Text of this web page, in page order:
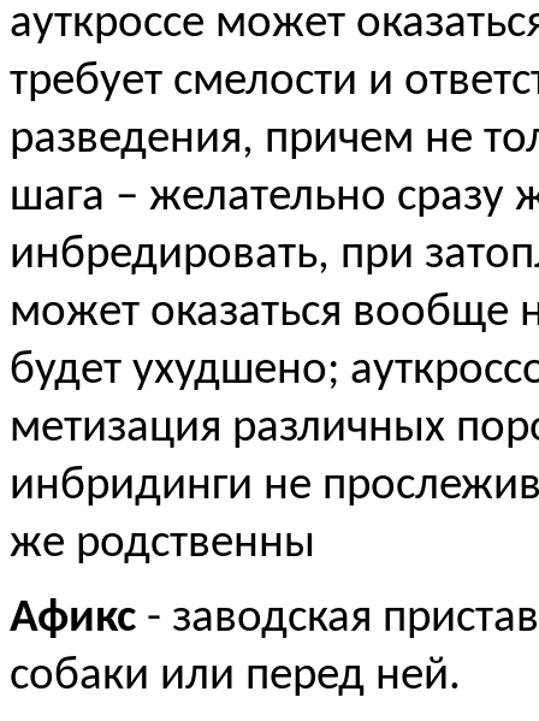
ауткроссе может
требует смелости и
разведения, причем не
шага – желательно сразу
инбредировать, при
может оказаться вообще
будет ухудшено;
метизация различных
инбридинги не
же родственны
Афикс - заводская
собаки или перед ней.